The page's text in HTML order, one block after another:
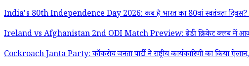
India's 80th Independence Day 2026: कब है भारत का 80वां स्वतंत्रता दिवस?
Ireland vs Afghanistan 2nd ODI Match Preview: ब्रेडी क्रिकेट क्लब में आज
Cockroach Janta Party: कॉकरोच जनता पार्टी ने राष्ट्रीय कार्यकारिणी का किया